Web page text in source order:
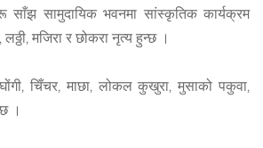
साँझ सामुदायिक भवनमा सांस्कृतिक कार्यक्रम
मजिरा र छोकरा नृत्य हुन्छ ।
चिँचर, माछा, लोकल कुखुरा, मुसाको पकुवा,
।